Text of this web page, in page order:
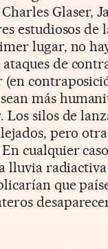
Glaser,
estudiosos de
lugar, no
de
(en
más
Los silos de
pero
cualquier
lluvia radiactiva
que